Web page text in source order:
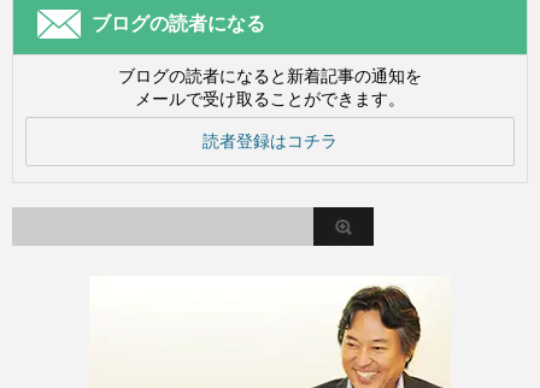
ブログの読者になる
ブログの読者になると新着記事の通知を
メールで受け取ることができます。
読者登録はコチラ